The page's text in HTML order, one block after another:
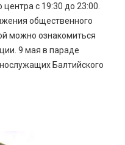
с 19:30 до 23:00.
общественного
можно ознакомиться
9 мая в параде
Балтийского